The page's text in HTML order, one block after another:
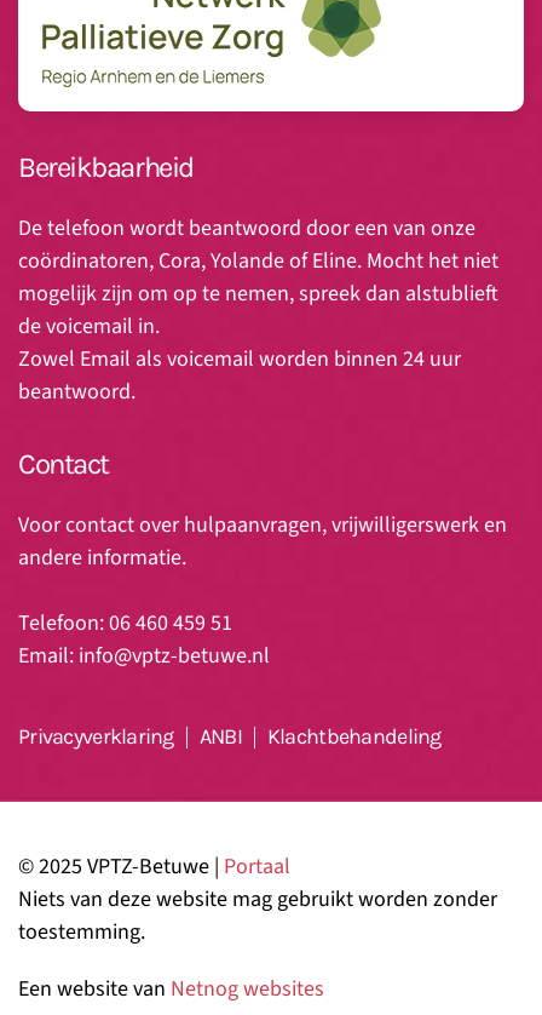
Bereikbaarheid
De telefoon wordt beantwoord door een van onze
coördinatoren, Cora, Yolande of Eline. Mocht het niet
mogelijk zijn om op te nemen, spreek dan alstublieft
de voicemail in.
Zowel Email als voicemail worden binnen 24 uur
beantwoord.
Contact
Voor contact over hulpaanvragen, vrijwilligerswerk en
andere informatie.
Telefoon: 06 460 459 51
Email: info@vptz-betuwe.nl
Privacyverklaring ANBI Klachtbehandeling
© 2025 VPTZ-Betuwe | Portaal
Niets van deze website mag gebruikt worden zonder
toestemming.
Een website van Netnog websites